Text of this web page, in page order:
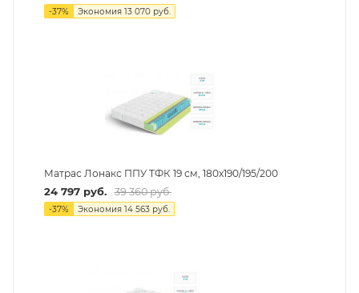
-37% Экономия 13 070руб.
Матрас Лонакс ППУ ТФК 19 см, 180х190/195/200
24 797руб. 39 360руб.
-37% Экономия 14 563руб.